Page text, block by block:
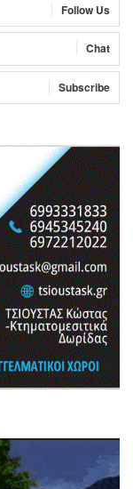
Follow Us
Chat
Subscribe